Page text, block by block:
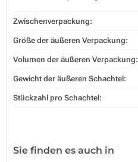
Zwischenverpackung:
Größe der äußeren Verpackung:
Volumen der äußeren Verpackung:
Gewicht der äußeren Schachtel:
Stückzahl pro Schachtel:
Sie finden es auch in